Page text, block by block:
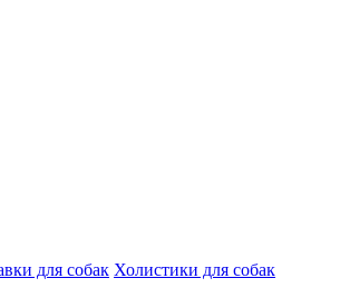
для собак Холистики для собак